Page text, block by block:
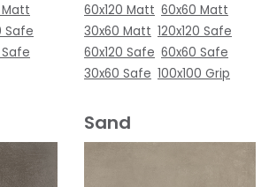
Safe
60x120 Matt 60x60 Matt
30x60 Matt 120x120 Safe
60x120 Safe 60x60 Safe
30x60 Safe 100x100 Grip
Sand